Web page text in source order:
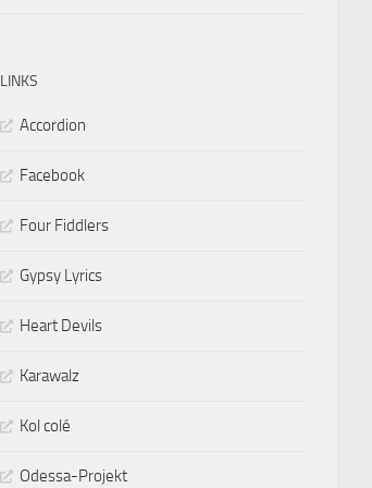
LINKS
Accordion
Facebook
Four Fiddlers
Gypsy Lyrics
Heart Devils
Karawalz
Kol colé
Odessa-Projekt